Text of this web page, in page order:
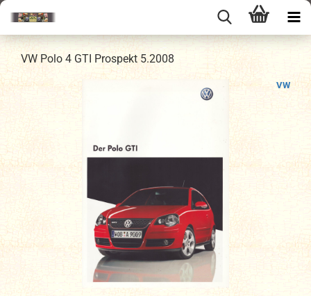
VW Polo 4 GTI Prospekt 5.2008
VW